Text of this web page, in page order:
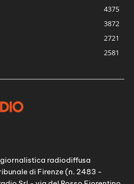
4375
3872
2721
2581
radiodiffusa
di Firenze (n. 2483 -